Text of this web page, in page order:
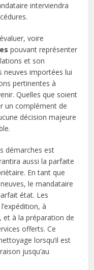
interviendra
voire
pouvant représenter
et son
neuves importées lui
pertinentes à
Quelles que soient
un complément de
décision majeure
démarches est
aussi la parfaite
En tant que
le mandataire
état. Les
à
et à la préparation de
offerts. Ce
lorsqu’il est
jusqu’au